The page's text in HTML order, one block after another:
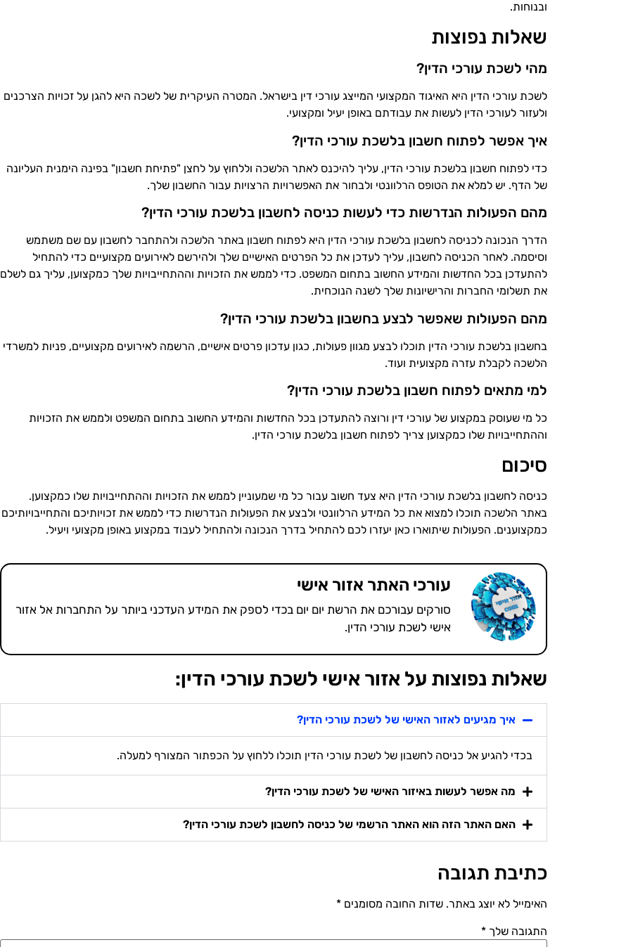
ובנוחות.
שאלות נפוצות
מהי לשכת עורכי הדין?
לשכת עורכי הדין היא האיגוד המקצועי המייצג עורכי דין בישראל. המטרה העיקרית של לשכה היא להגן על זכויות הצרכנים
ולעזור לעורכי הדין לעשות את עבודתם באופן יעיל ומקצועי.
איך אפשר לפתוח חשבון בלשכת עורכי הדין?
כדי לפתוח חשבון בלשכת עורכי הדין, עליך להיכנס לאתר הלשכה וללחוץ על לחצן "פתיחת חשבון" בפינה הימנית העליונה
של הדף. יש למלא את הטופס הרלוונטי ולבחור את האפשרויות הרצויות עבור החשבון שלך.
מהם הפעולות הנדרשות כדי לעשות כניסה לחשבון בלשכת עורכי הדין?
הדרך הנכונה לכניסה לחשבון בלשכת עורכי הדין היא לפתוח חשבון באתר הלשכה ולהתחבר לחשבון עם שם משתמש
וסיסמה. לאחר הכניסה לחשבון, עליך לעדכן את כל הפרטים האישיים שלך ולהירשם לאירועים מקצועיים כדי להתחיל
להתעדכן בכל החדשות והמידע החשוב בתחום המשפט. כדי לממש את הזכויות וההתחייבויות שלך כמקצוען, עליך גם לשלם
את תשלומי החברות והרישיונות שלך לשנה הנוכחית.
מהם הפעולות שאפשר לבצע בחשבון בלשכת עורכי הדין?
בחשבון בלשכת עורכי הדין תוכלו לבצע מגוון פעולות, כגון עדכון פרטים אישיים, הרשמה לאירועים מקצועיים, פניות למשרדי
הלשכה לקבלת עזרה מקצועית ועוד.
למי מתאים לפתוח חשבון בלשכת עורכי הדין?
כל מי שעוסק במקצוע של עורכי דין ורוצה להתעדכן בכל החדשות והמידע החשוב בתחום המשפט ולממש את הזכויות
וההתחייבויות שלו כמקצוען צריך לפתוח חשבון בלשכת עורכי הדין.
סיכום
כניסה לחשבון בלשכת עורכי הדין היא צעד חשוב עבור כל מי שמעוניין לממש את הזכויות וההתחייבויות שלו כמקצוען.
באתר הלשכה תוכלו למצוא את כל המידע הרלוונטי ולבצע את הפעולות הנדרשות כדי לממש את זכויותיכם והתחייבויותיכם
כמקצוענים. הפעולות שיתוארו כאן יעזרו לכם להתחיל בדרך הנכונה ולהתחיל לעבוד במקצוע באופן מקצועי ויעיל.
עורכי האתר אזור אישי
סורקים עבורכם את הרשת יום יום בכדי לספק את המידע העדכני ביותר על התחברות אל אזור
אישי לשכת עורכי הדין.
שאלות נפוצות על אזור אישי לשכת עורכי הדין:
איך מגיעים לאזור האישי של לשכת עורכי הדין?
בכדי להגיע אל כניסה לחשבון של לשכת עורכי הדין תוכלו ללחוץ על הכפתור המצורף למעלה.
מה אפשר לעשות באיזור האישי של לשכת עורכי הדין?
האם האתר הזה הוא האתר הרשמי של כניסה לחשבון לשכת עורכי הדין?
כתיבת תגובה
האימייל לא יוצג באתר. שדות החובה מסומנים *
התגובה שלך *